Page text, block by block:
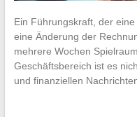
Ein Führungskraft, der
eine Änderung der
mehrere Wochen
Geschäftsbereich ist es
und finanziellen